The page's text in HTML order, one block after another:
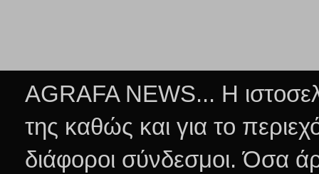
AGRAFA NEWS... Η
της καθώς και για το
διάφοροι σύνδεσμοι.Όσα